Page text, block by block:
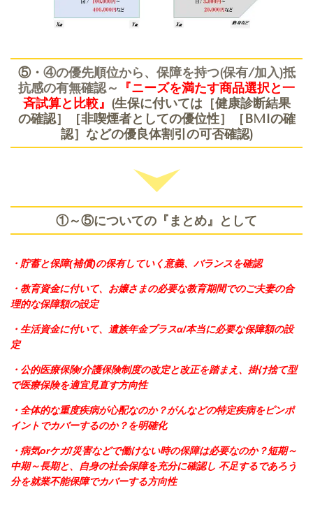
⑤・ ④の優先順位から、保障を持つ(保有/加入)抵
抗感の有無確認～
『ニーズを満たす商品選択と一
斉試算と比較』 (生保に付いては［健康診断結果
の確認］［非喫煙者としての優位性］［BMIの確
認］などの優良体割引の可否確認)
①～⑤についての『まとめ』として
・貯蓄と保障(補償)の保有していく意義、バランスを確認
・教育資金に付いて、お嬢さまの必要な教育期間でのご夫妻の合
理的な保障額の設定
・生活資金に付いて、遺族年金プラスα/本当に必要な保障額の設
定
・公的医療保険/介護保険制度の改定と改正を踏まえ、掛け捨て型
で医療保険を適宜見直す方向性
・全体的な重度疾病が心配なのか？がんなどの特定疾病をピンポ
イントでカバーするのか？を明確化
・病気orケガ/災害などで働けない時の保障は必要なのか？短期～
中期～長期と、自身の社会保障を充分に確認し 不足するであろう
分を就業不能保障でカバーする方向性